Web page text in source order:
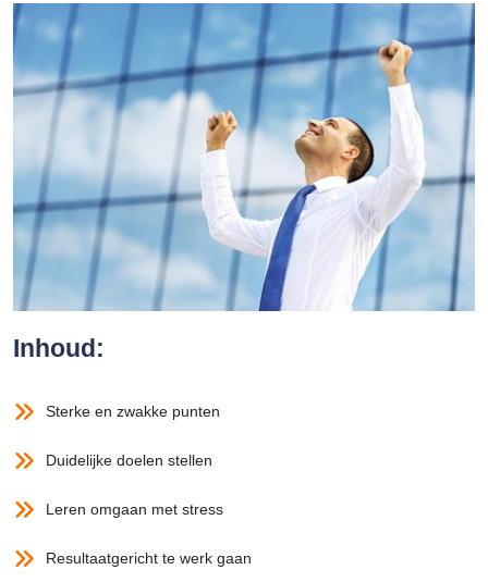
Inhoud:
Sterke en zwakke punten
Duidelijke doelen stellen
Leren omgaan met stress
Resultaatgericht te werk gaan